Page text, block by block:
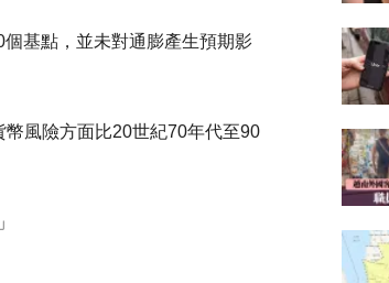
基點，並未對通膨產生預期影
風險方面比20世紀70年代至90